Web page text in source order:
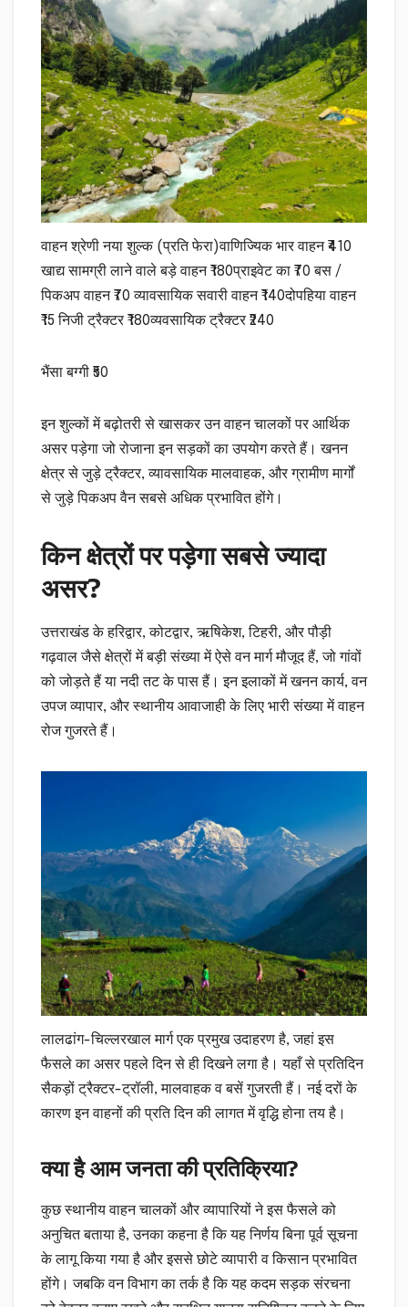
वाहन श्रेणी नया शुल्क (प्रति फेरा)वाणिज्यिक भार वाहन ₹410
खाद्य सामग्री लाने वाले बड़े वाहन ₹180प्राइवेट का ₹70 बस /
पिकअप वाहन ₹70 व्यावसायिक सवारी वाहन ₹140दोपहिया वाहन
₹15 निजी ट्रैक्टर ₹180व्यवसायिक ट्रैक्टर ₹240
भैंसा बग्गी ₹50
इन शुल्कों में बढ़ोतरी से खासकर उन वाहन चालकों पर आर्थिक
असर पड़ेगा जो रोजाना इन सड़कों का उपयोग करते हैं। खनन
क्षेत्र से जुड़े ट्रैक्टर, व्यावसायिक मालवाहक, और ग्रामीण मार्गों
से जुड़े पिकअप वैन सबसे अधिक प्रभावित होंगे।
किन क्षेत्रों पर पड़ेगा सबसे ज्यादा
असर?
उत्तराखंड के हरिद्वार, कोटद्वार, ऋषिकेश, टिहरी, और पौड़ी
गढ़वाल जैसे क्षेत्रों में बड़ी संख्या में ऐसे वन मार्ग मौजूद हैं, जो गांवों
को जोड़ते हैं या नदी तट के पास हैं। इन इलाकों में खनन कार्य, वन
उपज व्यापार, और स्थानीय आवाजाही के लिए भारी संख्या में वाहन
रोज गुजरते हैं।
लालढांग-चिल्लरखाल मार्ग एक प्रमुख उदाहरण है, जहां इस
फैसले का असर पहले दिन से ही दिखने लगा है। यहाँ से प्रतिदिन
सैकड़ों ट्रैक्टर-ट्रॉली, मालवाहक व बसें गुजरती हैं। नई दरों के
कारण इन वाहनों की प्रति दिन की लागत में वृद्धि होना तय है।
क्या है आम जनता की प्रतिक्रिया?
कुछ स्थानीय वाहन चालकों और व्यापारियों ने इस फैसले को
अनुचित बताया है, उनका कहना है कि यह निर्णय बिना पूर्व सूचना
के लागू किया गया है और इससे छोटे व्यापारी व किसान प्रभावित
होंगे। जबकि वन विभाग का तर्क है कि यह कदम सड़क संरचना